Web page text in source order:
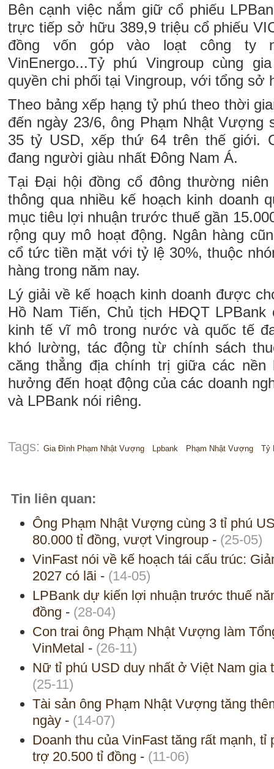
Bên cạnh việc nắm giữ cổ phiếu
trực tiếp sở hữu 389,9 triệu cổ phiếu
đồng vốn góp vào loạt công ty
VinEnergo...Tỷ phú Vingroup cùng
quyền chi phối tại Vingroup, với tổng sở
Theo bảng xếp hạng tỷ phú theo thời
đến ngày 23/6, ông Phạm Nhật Vượng
35 tỷ USD, xếp thứ 64 trên thế giới.
đang người giàu nhất Đông Nam Á.
Tại Đại hội đồng cổ đông thường niên
thông qua nhiều kế hoạch kinh doanh
mục tiêu lợi nhuận trước thuế gần
rộng quy mô hoạt động. Ngân hàng
cổ tức tiền mặt với tỷ lệ 30%, thuộc
hàng trong năm nay.
Lý giải về kế hoạch kinh doanh được
Hồ Nam Tiến, Chủ tịch HĐQT LPBank
kinh tế vĩ mô trong nước và quốc tế
khó lường, tác động từ chính sách
căng thẳng địa chính trị giữa các
hưởng đến hoạt động của các doanh
và LPBank nói riêng.
Tags: Gia Đình Phạm Nhật Vượng Lpbank Phạm Nhật Vượng Tỷ
Tin liên quan:
Ông Phạm Nhật Vượng cùng 3 tỉ phú
80.000 tỉ đồng, vượt Vingroup - (25-05)
VinFast nói về kế hoạch tái cấu trúc:
2027 có lãi - (14-05)
LPBank dự kiến lợi nhuận trước thuế
đồng - (28-04)
Con trai ông Phạm Nhật Vượng làm
VinMetal - (26-11)
Nữ tỉ phú USD duy nhất ở Việt Nam gia
(25-11)
Tài sản ông Phạm Nhật Vượng tăng
ngày - (14-07)
Doanh thu của VinFast tăng rất mạnh,
trợ 20.500 tỉ đồng - (11-06)